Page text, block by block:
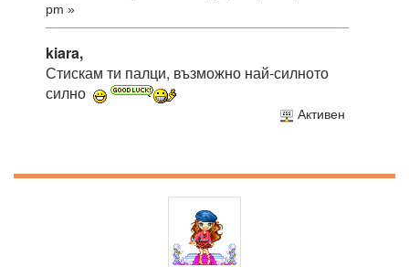
pm »
kiara,
Стискам ти палци, възможно най-силното
силно
Активен